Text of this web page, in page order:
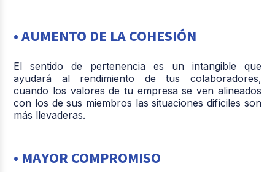
• AUMENTO DE LA COHESIÓN
El sentido de pertenencia es un intangible que
ayudará al rendimiento de tus colaboradores,
cuando los valores de tu empresa se ven alineados
con los de sus miembros las situaciones difíciles son
más llevaderas.
• MAYOR COMPROMISO